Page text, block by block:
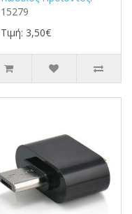
15279
Τιμή: 3,50€